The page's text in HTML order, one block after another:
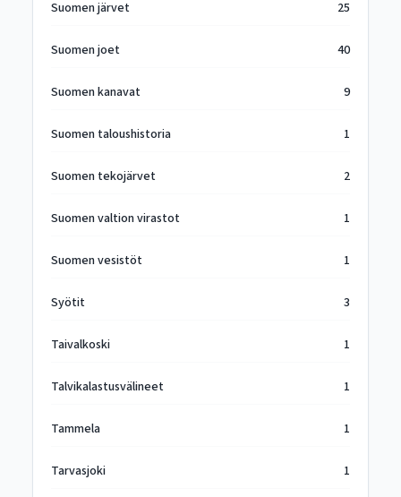
Suomen järvet 25
Suomen joet 40
Suomen kanavat 9
Suomen taloushistoria 1
Suomen tekojärvet 2
Suomen valtion virastot 1
Suomen vesistöt 1
Syötit 3
Taivalkoski 1
Talvikalastusvälineet 1
Tammela 1
Tarvasjoki 1